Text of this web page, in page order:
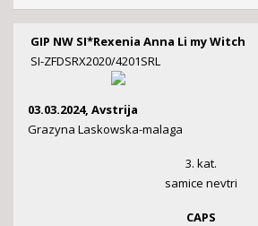
GIP NW SI*Rexenia Anna Li my Witch
SI-ZFDSRX2020/4201SRL
03.03.2024, Avstrija
Grazyna Laskowska-malaga
3. kat.
samice nevtri
CAPS